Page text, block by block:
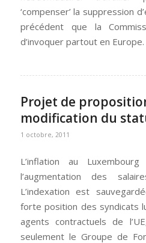
‘compenser’ la suppression
précédent que la
d’invoquer partout en Europe.
Projet de
modification du
1 octobre, 2011
L’inflation au
l’augmentation des
L’indexation est
forte position des syndicats
agents contractuels de
seulement le Groupe de